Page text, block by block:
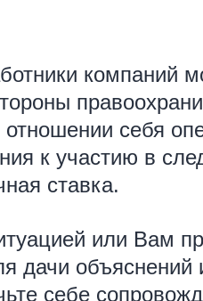
компаний
себя
к участию в
ставка.
или Вам
дачи объяснений
себе